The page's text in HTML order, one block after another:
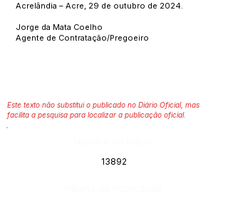
Acrelândia – Acre, 29 de outubro de 2024.
Jorge da Mata Coelho
Agente de Contratação/Pregoeiro
Este texto não substitui o publicado no Diário Oficial, mas
facilita a pesquisa para localizar a publicação oficial.
13892